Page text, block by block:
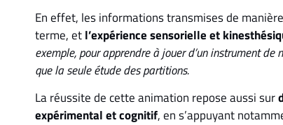
En effet, les informations transmises de
terme, etl’expérience sensorielle et
exemple, pour apprendre à jouer d’un instrument
que la seule étude des partitions.
La réussite de cette animation repose aussi sur
expérimental et cognitif, en s’appuyant